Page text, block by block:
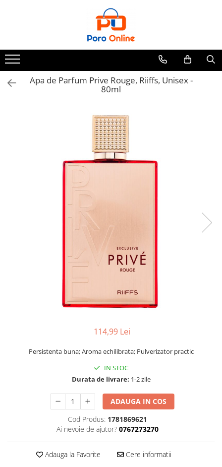
Al Absar
Parfum
Clone
Apa de Parfum Prive Rouge, Riiffs, Unisex -
80ml
114,99 Lei
Persistenta buna; Aroma echilibrata; Pulverizator practic
IN STOC
Durata de livrare: 1-2 zile
ADAUGA IN COS
Cod Produs: 1781869621
Ai nevoie de ajutor? 0767273270
Adauga la Favorite Cere informatii